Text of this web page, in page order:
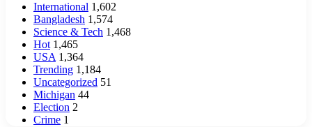
International 1,602
Bangladesh 1,574
Science & Tech 1,468
Hot 1,465
USA 1,364
Trending 1,184
Uncategorized 51
Michigan 44
Election 2
Crime 1